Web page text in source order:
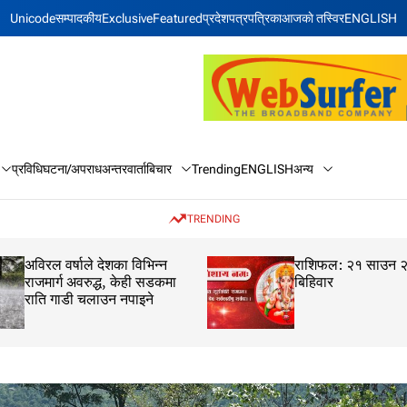
Unicodeसम्पादकीयExclusiveFeaturedप्रदेशपत्रपत्रिकाआजकाे तस्विरENGLISH
प्रविधिघटना/अपराधअन्तरवार्ताबिचार TrendingENGLISHअन्य
TRENDING
अविरल वर्षाले देशका विभिन्न
राजमार्ग अवरुद्ध, केही सडकमा
राति गाडी चलाउन नपाइने
राशिफल: २१ साउन
बिहिवार